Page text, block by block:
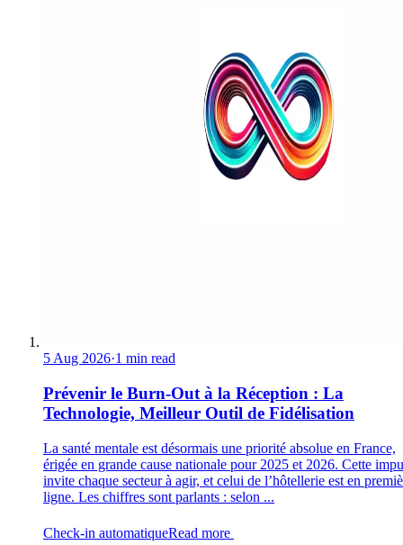
5 Aug 2026·1 min read
Prévenir le Burn-Out à la Réception : La
Technologie, Meilleur Outil de Fidélisation
La santé mentale est désormais une priorité absolue en France,
érigée en grande cause nationale pour 2025 et 2026. Cette
invite chaque secteur à agir, et celui de l’hôtellerie est en
ligne. Les chiffres sont parlants : selon ...
Check-in automatiqueRead more